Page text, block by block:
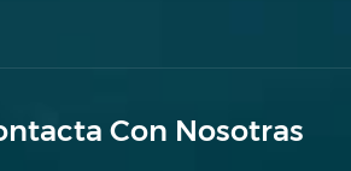
Con Nosotras